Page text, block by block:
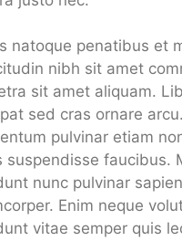
natoque penatibus et
nibh sit amet
sit amet aliquam.
sed cras ornare
pulvinar etiam
suspendisse faucibus.
nunc pulvinar
Enim neque
vitae semper quis